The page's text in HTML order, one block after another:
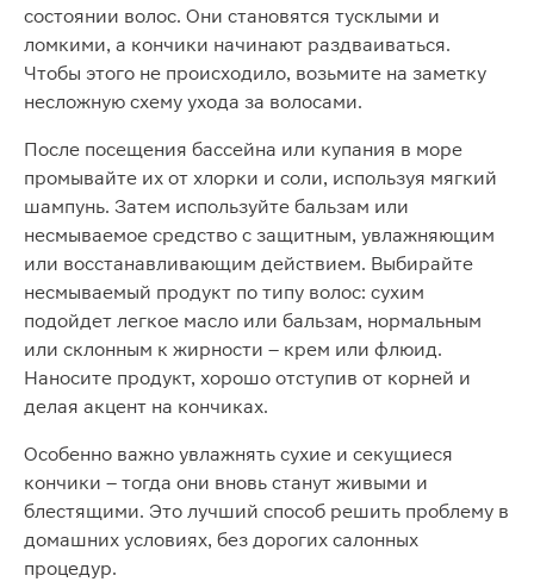
состоянии волос. Они становятся тусклыми и
ломкими, а кончики начинают раздваиваться.
Чтобы этого не происходило, возьмите на заметку
несложную схему ухода за волосами.
После посещения бассейна или купания в море
промывайте их от хлорки и соли, используя мягкий
шампунь. Затем используйте бальзам или
несмываемое средство с защитным, увлажняющим
или восстанавливающим действием. Выбирайте
несмываемый продукт по типу волос: сухим
подойдет легкое масло или бальзам, нормальным
или склонным к жирности – крем или флюид.
Наносите продукт, хорошо отступив от корней и
делая акцент на кончиках.
Особенно важно увлажнять сухие и секущиеся
кончики – тогда они вновь станут живыми и
блестящими. Это лучший способ решить проблему в
домашних условиях, без дорогих салонных
процедур.